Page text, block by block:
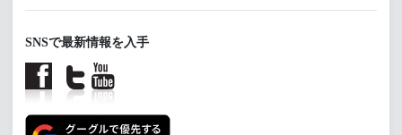
SNSで最新情報を入手